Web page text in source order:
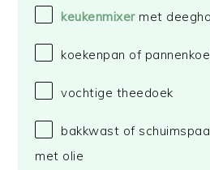
keukenmixer met
koekenpan of
vochtige theedoek
bakkwast of
met olie